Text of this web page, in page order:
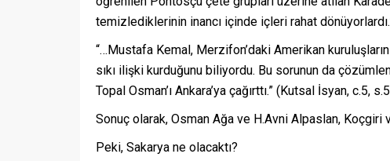
temizlediklerinin inancı içinde içleri rahat
“…Mustafa Kemal, Merzifon’daki Amerikan
sıkı ilişki kurduğunu biliyordu. Bu sorunun da
Topal Osman’ı Ankara’ya çağırttı.” (Kutsal İsyan, c.5,
Sonuç olarak, Osman Ağa ve H.Avni Alpaslan, Koçgiri
Peki, Sakarya ne olacaktı?